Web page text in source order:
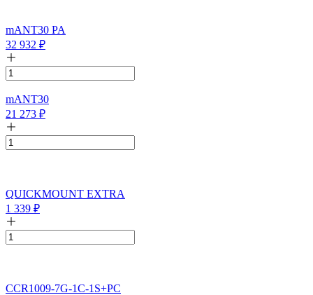
mANT30 PA
32 932 ₽
mANT30
21 273 ₽
QUICKMOUNT EXTRA
1 339 ₽
CCR1009-7G-1C-1S+PC